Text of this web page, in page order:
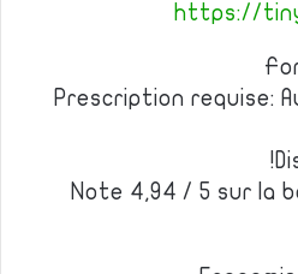
https://
Prescription requise:
Note 4,94 / 5 sur la